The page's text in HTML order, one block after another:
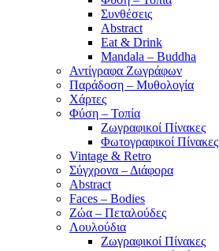
Συνθέσεις
Abstract
Eat & Drink
Mandala – Buddha
Αντίγραφα Ζωγράφων
Παράδοση – Μυθολογία
Χάρτες
Φύση – Τοπία
Ζωγραφικοί Πίνακες
Φωτογραφικοί Πίνακες
Vintage & Retro
Σύγχρονα – Διάφορα
Abstract
Faces – Bodies
Ζώα – Πεταλούδες
Λουλούδια
Ζωγραφικοί Πίνακες